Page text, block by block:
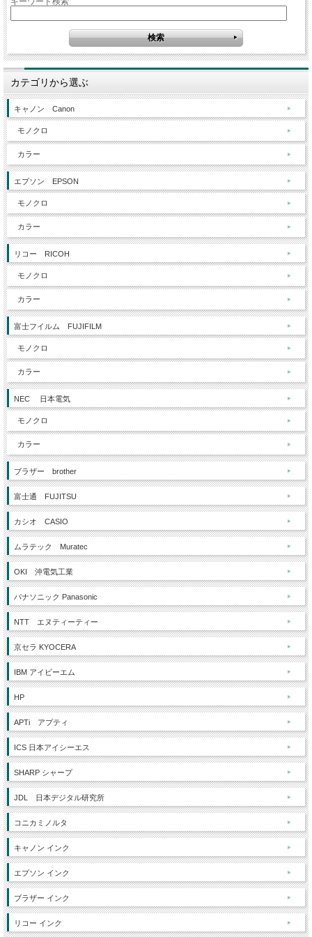
カテゴリから選ぶ
キャノン Canon
モノクロ
カラー
エプソン EPSON
モノクロ
カラー
リコー RICOH
モノクロ
カラー
富士フイルム FUJIFILM
モノクロ
カラー
NEC 日本電気
モノクロ
カラー
ブラザー brother
富士通 FUJITSU
カシオ CASIO
ムラテック Muratec
OKI 沖電気工業
パナソニック Panasonic
NTT エヌティーティー
京セラ KYOCERA
IBM アイビーエム
HP
APTi アプティ
ICS 日本アイシーエス
SHARP シャープ
JDL 日本デジタル研究所
コニカミノルタ
キャノン インク
エプソン インク
ブラザー インク
リコー インク